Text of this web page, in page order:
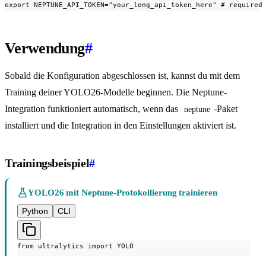
export NEPTUNE_API_TOKEN="your_long_api_token_here" # required
Verwendung#
Sobald die Konfiguration abgeschlossen ist, kannst du mit dem
Training deiner YOLO26-Modelle beginnen. Die Neptune-
Integration funktioniert automatisch, wenn das
neptune -Paket
installiert und die Integration in den Einstellungen aktiviert ist.
Trainingsbeispiel#
YOLO26 mit Neptune-Protokollierung trainieren
Python
CLI
from ultralytics import YOLO